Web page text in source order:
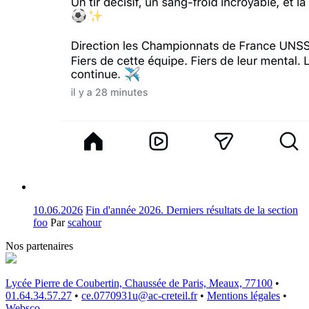
10.06.2026 Fin d'année 2026. Derniers résultats de la section
foo Parscahour
Nos partenaires
Lycée Pierre de Coubertin, Chaussée de Paris, Meaux, 77100 •
01.64.34.57.27 • ce.0770931u@ac-creteil.fr • Mentions légales •